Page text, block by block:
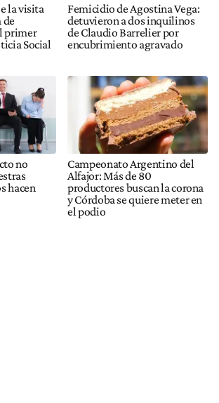
la visita
de
primer
Social
Femicidio de Agostina Vega:
detuvieron a dos inquilinos
de Claudio Barrelier por
encubrimiento agravado
no
hacen
Campeonato Argentino del
Alfajor: Más de 80
productores buscan la corona
y Córdoba se quiere meter en
el podio